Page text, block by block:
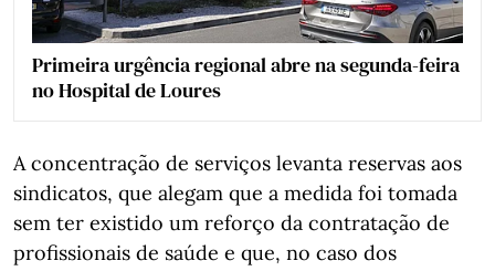
Primeira urgência regional abre na segunda-feira
no Hospital de Loures
A concentração de serviços levanta reservas aos
sindicatos, que alegam que a medida foi tomada
sem ter existido um reforço da contratação de
profissionais de saúde e que, no caso dos